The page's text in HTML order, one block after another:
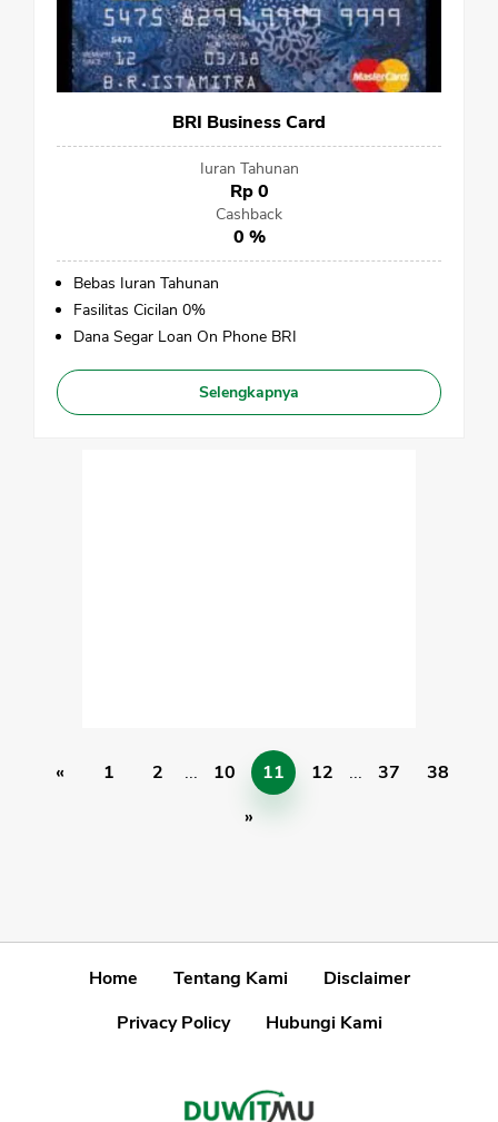
BRI Business Card
Iuran Tahunan
Rp 0
Cashback
0 %
Bebas Iuran Tahunan
Fasilitas Cicilan 0%
Dana Segar Loan On Phone BRI
Selengkapnya
« 1 2 ... 10 11 12 ... 37
38
»
Home Tentang Kami
Disclaimer
Privacy Policy
Hubungi Kami